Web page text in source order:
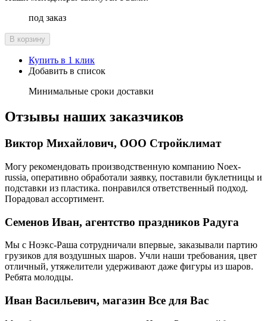
под заказ
В корзину
Купить в 1 клик
Добавить в список
Минимальные сроки доставки
Отзывы наших заказчиков
Виктор Михайлович, ООО Стройклимат
Могу рекомендовать производственную компанию Noex-
russia, оперативно обработали заявку, поставили буклетницы и
подставки из пластика. понравился ответственный подход.
Порадовал ассортимент.
Семенов Иван, агентство праздников Радуга
Мы с Ноэкс-Раша сотрудничали впервые, заказывали партию
грузиков для воздушных шаров. Учли наши требования, цвет
отличный, утяжелители удерживают даже фигуры из шаров.
Ребята молодцы.
Иван Васильевич, магазин Все для Вас